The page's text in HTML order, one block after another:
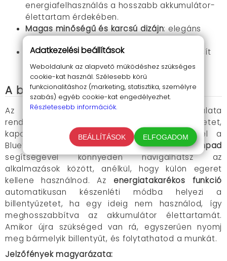
energiafelhasználás a hosszabb akkumulátor-
élettartam érdekében.
Magas minőségű és karcsú dizájn: elegáns
10 méteres hatótáv: szabad mozgást biztosít
anélkül, hogy a kapcsolat megszakadna.
A billentyűzet használata
Az összecsukható BT billentyűzet
használata
rendkívül egyszerű. Csak nyisd ki a billentyűzetet,
kapcsold be, és párosítsd az eszközöddel a
Bluetooth-on keresztül. Azintegrált touchpad
segítségével könnyedén navigálhatsz az
alkalmazások között, anélkül, hogy külön egeret
kellene használnod. Az energiatakarékos funkció
automatikusan készenléti módba helyezi a
billentyűzetet, ha egy ideig nem használod, így
meghosszabbítva az akkumulátor élettartamát.
Amikor újra szükséged van rá, egyszerűen nyomj
meg bármelyik billentyűt, és folytathatod a munkát.
Jelzőfények magyarázata:
Adatkezelési beállítások
Weboldalunk az alapvető működéshez szükséges
cookie-kat használ. Szélesebb körű
funkcionalitáshoz (marketing, statisztika, személyre
szabás) egyéb cookie-kat engedélyezhet.
Részletesebb információk.
BEÁLLÍTÁSOK ELFOGADOM